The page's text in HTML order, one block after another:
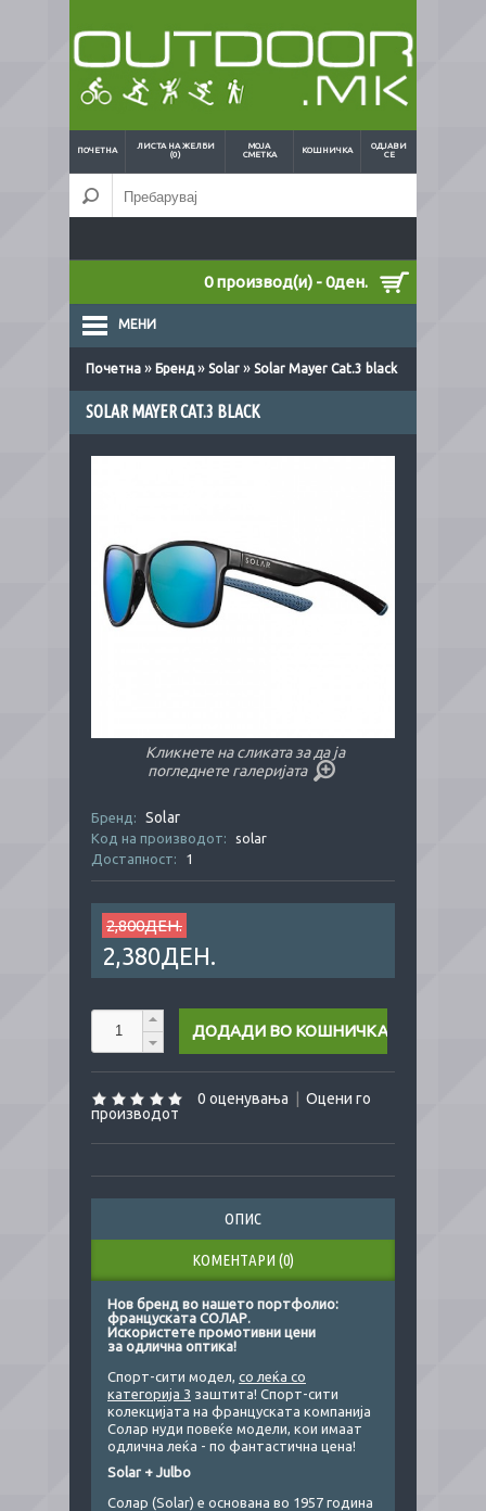
ПОЧЕТНА
ЛИСТА НА ЖЕЛБИ
(0)
МОЈА
СМЕТКА
КОШНИЧКА
ОДЈАВИ
СЕ
0 производ(и) - 0ден.
МЕНИ
Почетна » Бренд» Solar » Solar Mayer Cat.3 black
SOLAR MAYER CAT.3 BLACK
Кликнете на сликата за да ја
погледнете галеријата
Бренд: Solar
Код на производот:
solar
Достапност:
1
2,800ДЕН.
2,380ДЕН.
0 оценувања
Оцени го
производот
ОПИС
КОМЕНТАРИ (0)
Нов бренд во нашето портфолио:
француската СОЛАР.
Искористете промотивни цени
за одлична оптика!
Спорт-сити модел, со леќа со
категорија 3 заштита! Спорт-сити
колекцијата на француската компанија
Солар нуди повеќе модели, кои имаат
одлична леќа - по фантастична цена!
Solar + Julbo
Солар (Solar) е основана во 1957 година